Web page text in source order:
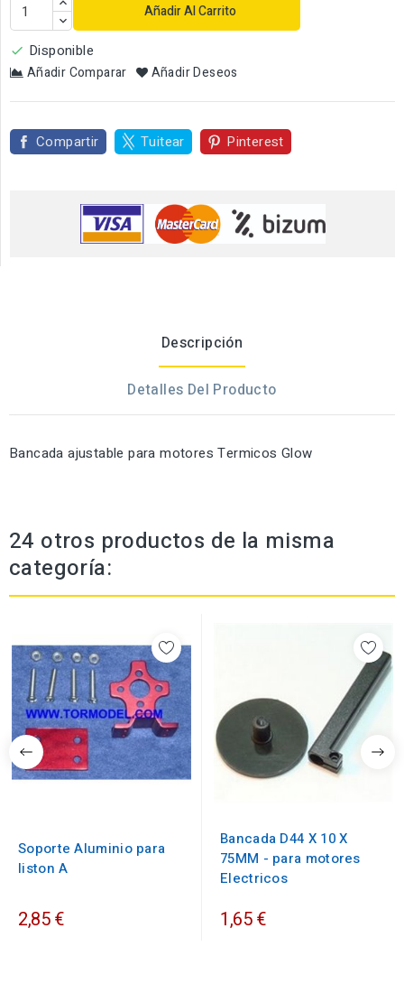
Añadir Al Carrito
 Disponible
Añadir Comparar Añadir Deseos
Compartir Tuitear Pinterest
Descripción
Detalles Del Producto
Bancada ajustable para motores Termicos Glow
24 otros productos de la misma
categoría:
Soporte Aluminio para
liston A
2,85 €
Bancada D44 X 10 X
75MM - para motores
Electricos
1,65 €